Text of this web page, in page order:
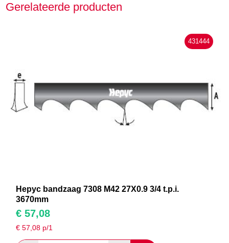
Gerelateerde producten
431444
Hepyc bandzaag 7308 M42 27X0.9 3/4 t.p.i.
3670mm
€ 57,08
€57,08 p/1